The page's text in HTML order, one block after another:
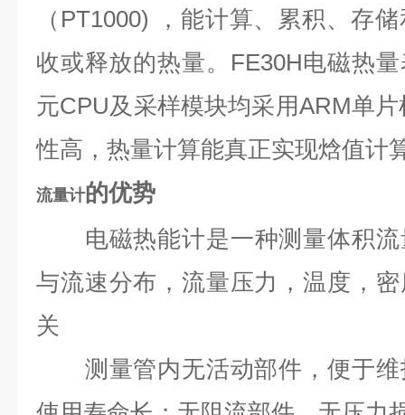
（PT1000) ，能计算、累积、存
收或释放的热量。FE30H电磁热
元CPU及采样模块均采用ARM单
性高，热量计算能真正实现焓值计
流量计的优势
电磁热能计是一种测量体积
与流速分布，流量压力，温度，
关
测量管内无活动部件，便于维